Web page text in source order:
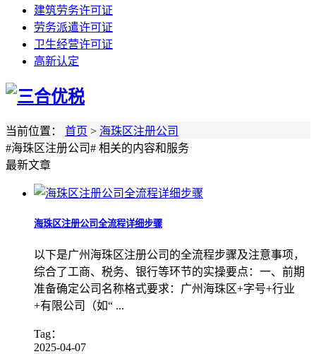
建筑劳务许可证
劳务派遣许可证
卫生经营许可证
高新认定
当前位置： 首页 > 海珠区注册公司
#海珠区注册公司# 相关的内容和服务
最新文章
海珠区注册公司全流程详细步骤
以下是广州海珠区注册公司的全流程步骤及注意事项，
综合了工商、税务、银行等环节的实操要点：一、前期
准备确定公司名称格式要求：广州海珠区+字号+行业
+有限公司（如“ ...
Tag：
2025-04-07